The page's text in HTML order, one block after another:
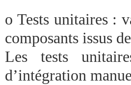
o Tests unitaires :
composants issus
Les tests
d’intégration